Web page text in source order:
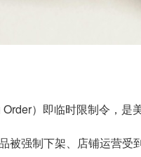
）即临时限制令，
被强制下架、店铺运营受